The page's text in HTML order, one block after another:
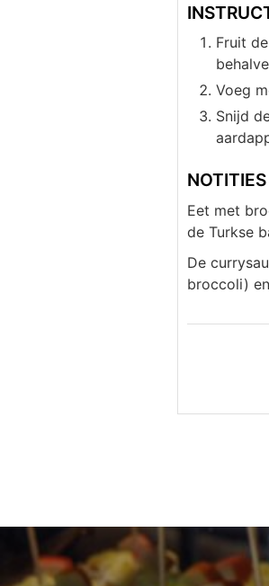
Fruit
Voeg
Snijd
NOTITIES
Eet met
de Turkse
De
broccoli)
Bericht